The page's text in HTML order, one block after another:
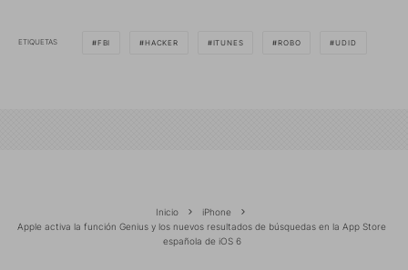
ETIQUETAS FBI HACKER ITUNES ROBO UDID
Inicio
iPhone
Apple activa la función Genius y los nuevos resultados de búsquedas en la App Store
española de iOS 6